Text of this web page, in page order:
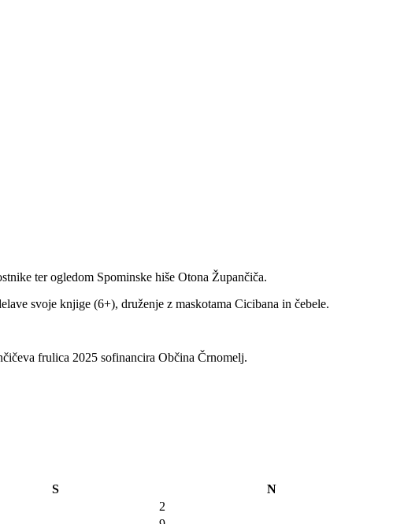
ter ogledom Spominske hiše Otona Župančiča.
svoje knjige (6+), druženje z maskotama Cicibana in čebele.
frulica 2025 sofinancira Občina Črnomelj.
S
N
2